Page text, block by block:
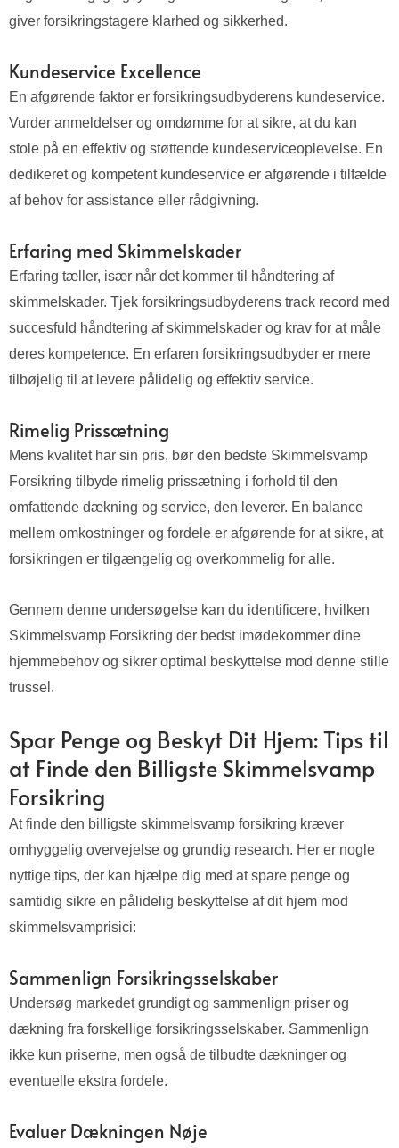
giver forsikringstagere klarhed og sikkerhed.
Kundeservice Excellence
En afgørende faktor er forsikringsudbyderens kundeservice.
Vurder anmeldelser og omdømme for at sikre, at du kan
stole på en effektiv og støttende kundeserviceoplevelse. En
dedikeret og kompetent kundeservice er afgørende i tilfælde
af behov for assistance eller rådgivning.
Erfaring med Skimmelskader
Erfaring tæller, især når det kommer til håndtering af
skimmelskader. Tjek forsikringsudbyderens track record med
succesfuld håndtering af skimmelskader og krav for at måle
deres kompetence. En erfaren forsikringsudbyder er mere
tilbøjelig til at levere pålidelig og effektiv service.
Rimelig Prissætning
Mens kvalitet har sin pris, bør den bedste Skimmelsvamp
Forsikring tilbyde rimelig prissætning i forhold til den
omfattende dækning og service, den leverer. En balance
mellem omkostninger og fordele er afgørende for at sikre, at
forsikringen er tilgængelig og overkommelig for alle.
Gennem denne undersøgelse kan du identificere, hvilken
Skimmelsvamp Forsikring der bedst imødekommer dine
hjemmebehov og sikrer optimal beskyttelse mod denne stille
trussel.
Spar Penge og Beskyt Dit Hjem: Tips til
at Finde den Billigste Skimmelsvamp
Forsikring
At finde den billigste skimmelsvamp forsikring kræver
omhyggelig overvejelse og grundig research. Her er nogle
nyttige tips, der kan hjælpe dig med at spare penge og
samtidig sikre en pålidelig beskyttelse af dit hjem mod
skimmelsvamprisici:
Sammenlign Forsikringsselskaber
Undersøg markedet grundigt og sammenlign priser og
dækning fra forskellige forsikringsselskaber. Sammenlign
ikke kun priserne, men også de tilbudte dækninger og
eventuelle ekstra fordele.
Evaluer Dækningen Nøje